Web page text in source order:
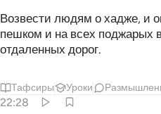
Возвести людям о хадже, и
пешком и на всех поджарых
отдаленных дорог.
Тафсиры Уроки
22:28